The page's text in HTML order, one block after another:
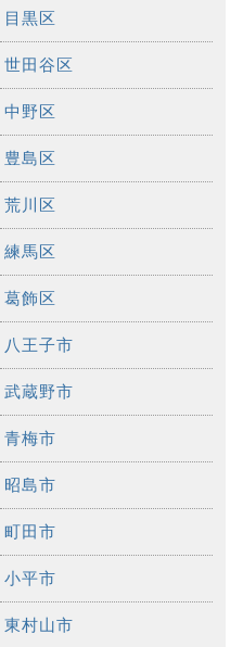
目黒区
世田谷区
中野区
豊島区
荒川区
練馬区
葛飾区
八王子市
武蔵野市
青梅市
昭島市
町田市
小平市
東村山市